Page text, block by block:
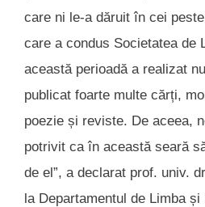
care ni le-a dăruit în cei
care a condus Societatea de
această perioadă a realizat
publicat foarte multe cărți,
poezie și reviste. De aceea,
potrivit ca în această seară
de el”, a declarat prof. univ.
la Departamentul de Limba